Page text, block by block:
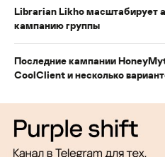
Librarian Likho масштабирует
кампанию группы
Последние кампании
CoolClient и несколько